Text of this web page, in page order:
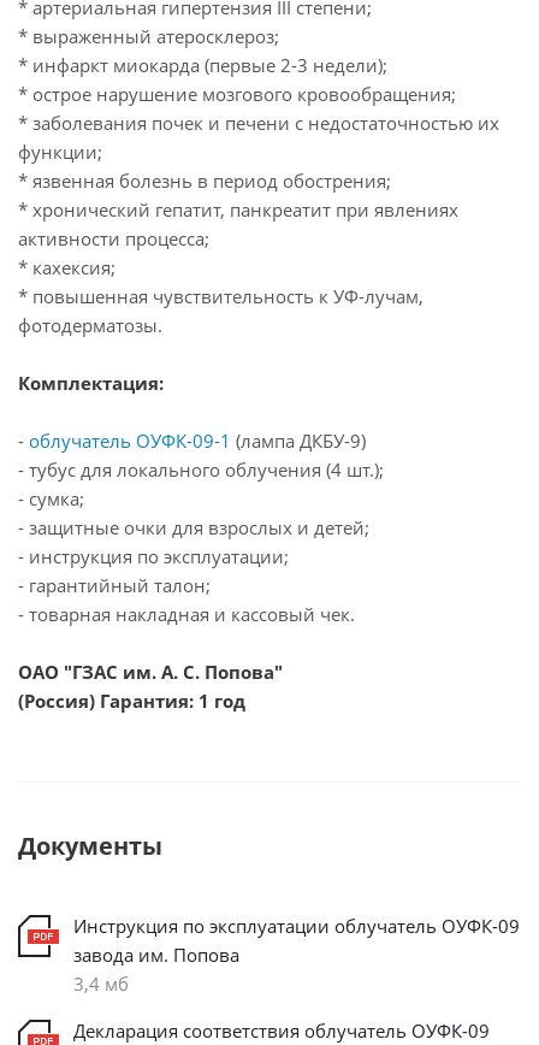
* артериальная гипертензия III степени;
* выраженный атеросклероз;
* инфаркт миокарда (первые 2-3 недели);
* острое нарушение мозгового кровообращения;
* заболевания почек и печени с недостаточностью их
функции;
* язвенная болезнь в период обострения;
* хронический гепатит, панкреатит при явлениях
активности процесса;
* кахексия;
* повышенная чувствительность к УФ-лучам,
фотодерматозы.
Комплектация:
- облучатель ОУФК-09-1 (лампа ДКБУ-9)
- тубус для локального облучения (4 шт.);
- сумка;
- защитные очки для взрослых и детей;
- инструкция по эксплуатации;
- гарантийный талон;
- товарная накладная и кассовый чек.
ОАО "ГЗАС им. А. С. Попова"
(Россия) Гарантия: 1 год
Документы
Инструкция по эксплуатации облучатель ОУФК-09
завода им. Попова
3,4 мб
Декларация соответствия облучатель ОУФК-09